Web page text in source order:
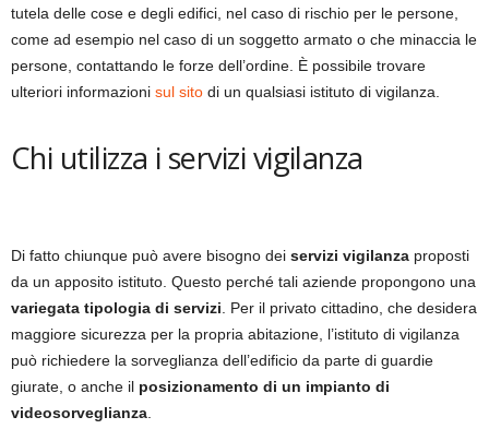
tutela delle cose e degli edifici, nel caso di rischio per le persone,
come ad esempio nel caso di un soggetto armato o che minaccia le
persone, contattando le forze dell’ordine. È possibile trovare
ulteriori informazioni sul sito di un qualsiasi istituto di vigilanza.
Chi utilizza i servizi vigilanza
Di fatto chiunque può avere bisogno dei servizi vigilanza proposti
da un apposito istituto. Questo perché tali aziende propongono una
variegata tipologia di servizi . Per il privato cittadino, che desidera
maggiore sicurezza per la propria abitazione, l’istituto di vigilanza
può richiedere la sorveglianza dell’edificio da parte di guardie
giurate, o anche il posizionamento di un impianto di
videosorveglianza